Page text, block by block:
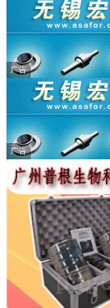
广告
广告